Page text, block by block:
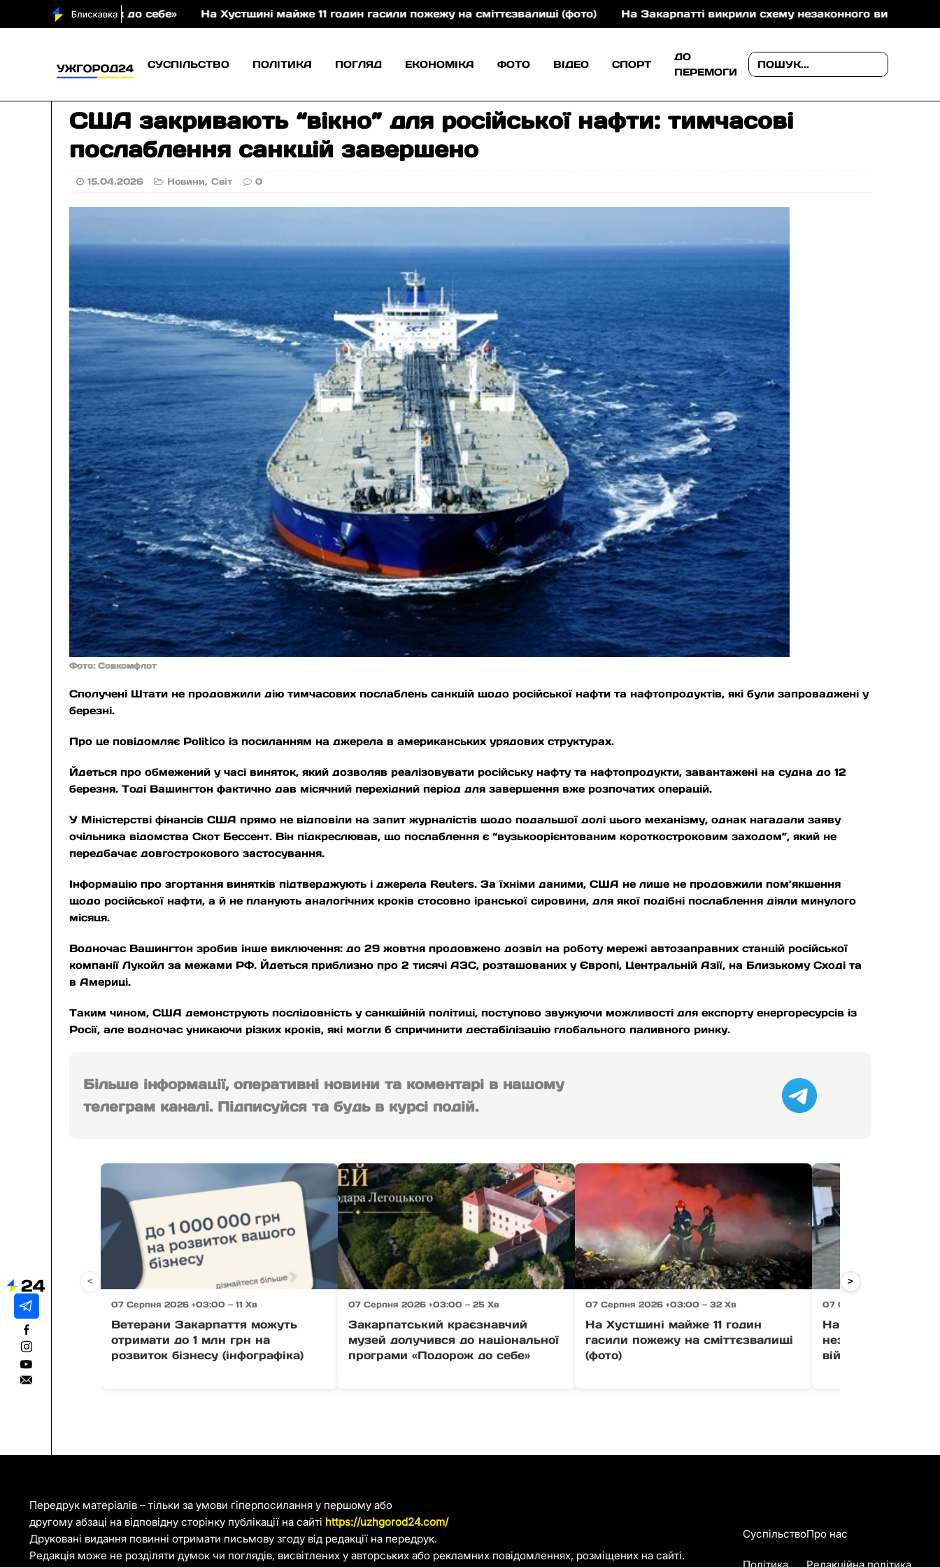
до себе» На Хустщині майже 11 годин гасили пожежу на сміттєзвалищі (фото) На Закарпатті викрили схему незаконного виключення з
СУСПІЛЬСТВО ПОЛІТИКА ПОГЛЯД ЕКОНОМІКА ФОТО ВІДЕО СПОРТ
ДО
ПЕРЕМОГИ
США закривають “вікно” для російської нафти: тимчасові
послаблення санкцій завершено
15.04.2026 Новини,Світ 0
Фото: Совкомфлот
Сполучені Штати не продовжили дію тимчасових послаблень санкцій щодо російської нафти та нафтопродуктів, які були запроваджені у
березні.
Про це повідомляє Politico із посиланням на джерела в американських урядових структурах.
Йдеться про обмежений у часі виняток, який дозволяв реалізовувати російську нафту та нафтопродукти, завантажені на судна до 12
березня. Тоді Вашингтон фактично дав місячний перехідний період для завершення вже розпочатих операцій.
У Міністерстві фінансів США прямо не відповіли на запит журналістів щодо подальшої долі цього механізму, однак нагадали заяву
очільника відомства Скот Бессент. Він підкреслював, що послаблення є “вузькоорієнтованим короткостроковим заходом”, який не
передбачає довгострокового застосування.
Інформацію про згортання винятків підтверджують і джерела Reuters. За їхніми даними, США не лише не продовжили пом’якшення
щодо російської нафти, а й не планують аналогічних кроків стосовно іранської сировини, для якої подібні послаблення діяли минулого
місяця.
Водночас Вашингтон зробив інше виключення: до 29 жовтня продовжено дозвіл на роботу мережі автозаправних станцій російської
компанії Лукойл за межами РФ. Йдеться приблизно про 2 тисячі АЗС, розташованих у Європі, Центральній Азії, на Близькому Сході та
в Америці.
Таким чином, США демонструють послідовність у санкційній політиці, поступово звужуючи можливості для експорту енергоресурсів із
Росії, але водночас уникаючи різких кроків, які могли б спричинити дестабілізацію глобального паливного ринку.
Більше інформації, оперативні новини та коментарі в нашому
телеграм каналі. Підписуйся та будь в курсі подій.
07 Серпня 2026 +03:00 — 11 Хв
Ветерани Закарпаття можуть
отримати до 1 млн грн на
розвиток бізнесу (інфографіка)
07 Серпня 2026 +03:00 — 25 Хв
Закарпатський краєзнавчий
музей долучився до національної
програми «Подорож до себе»
07 Серпня 2026 +03:00 — 32 Хв
На Хустщині майже 11 годин
гасили пожежу на сміттєзвалищі
(фото)
07 Серпня 2026 +03:00
На Закарпатті
незаконного
військового
< >
Передрук матеріалів – тільки за умови гіперпосилання у першому або
другому абзаці на відповідну сторінку публікації на сайті https://uzhgorod24.com/
Друковані видання повинні отримати письмову згоду від редакції на передрук.
Редакція може не розділяти думок чи поглядів, висвітлених у авторських або рекламних повідомленнях, розміщених на сайті.
СуспільствоПро нас